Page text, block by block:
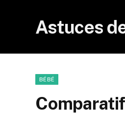
Astuces
BÉBÉ